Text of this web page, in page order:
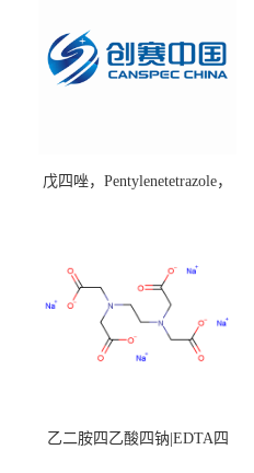
戊四唑，Pentylenetetrazole，
乙二胺四乙酸四钠|EDTA四